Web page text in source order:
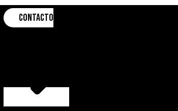
Contacto